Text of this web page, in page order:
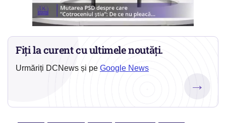
Fiți la curent cu ultimele noutăți.
Urmăriți DCNews și pe Google News
→